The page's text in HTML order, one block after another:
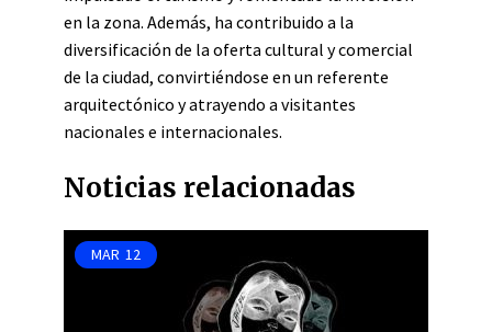
en la zona. Además, ha contribuido a la
diversificación de la oferta cultural y comercial
de la ciudad, convirtiéndose en un referente
arquitectónico y atrayendo a visitantes
nacionales e internacionales.
Noticias relacionadas
MAR 12